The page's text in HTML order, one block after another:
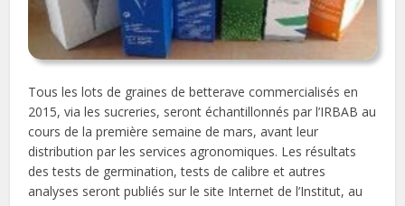
Tous les lots de graines de betterave commercialisés en
2015, via les sucreries, seront échantillonnés par l’IRBAB au
cours de la première semaine de mars, avant leur
distribution par les services agronomiques. Les résultats
des tests de germination, tests de calibre et autres
analyses seront publiés sur le site Internet de l’Institut, au